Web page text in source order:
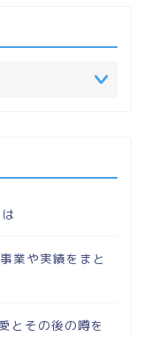
業や実績をまと
とその後の噂を